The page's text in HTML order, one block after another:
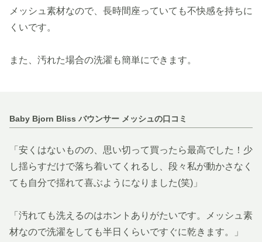
メッシュ素材なので、長時間座っていても不快感を持ちに
くいです。
また、汚れた場合の洗濯も簡単にできます。
Baby Bjorn Bliss バウンサー メッシュの口コミ
「安くはないものの、思い切って買ったら最高でした！少
し揺らすだけで落ち着いてくれるし、段々私が動かさなく
ても自分で揺れて喜ぶようになりました(笑)」
「汚れても洗えるのはホントありがたいです。メッシュ素
材なので洗濯をしても半日くらいですぐに乾きます。」